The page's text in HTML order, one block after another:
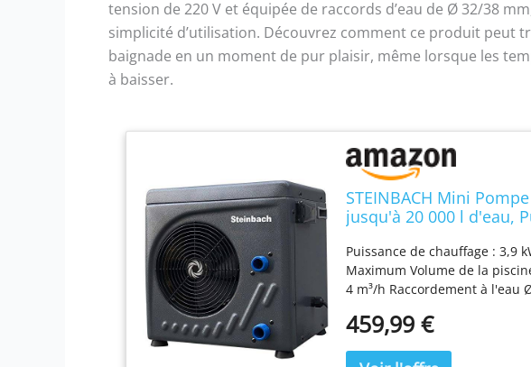
tension de 220 V et équipée de raccords d’eau de Ø 32/38
simplicité d’utilisation. Découvrez comment ce produit peut
baignade en un moment de pur plaisir, même lorsque les
à baisser.
STEINBACH Mini
jusqu'à 20 000 l d'eau,
d'eau Ø 32/38 mm,
Puissance de chauffage : 3,9
Maximum Volume de la
4 m³/h Raccordement à l'eau
rapide
459,99 €